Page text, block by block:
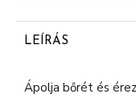
LEÍRÁS
Ápolja bőrét és